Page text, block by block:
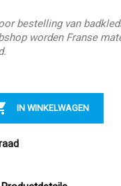
bestelling van
worden Franse
IN WINKELWAGEN